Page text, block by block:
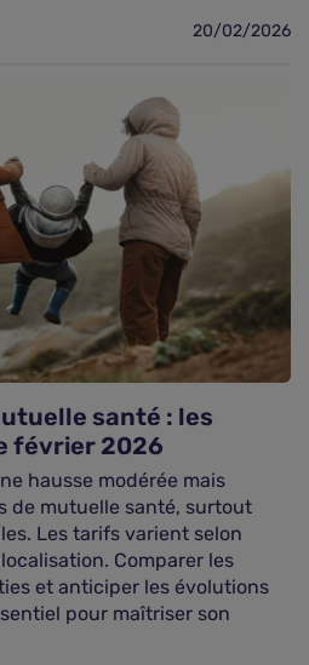
20/02/2026
santé : les
février 2026
hausse modérée mais
de mutuelle santé, surtout
Les tarifs varient selon
Comparer les
et anticiper les évolutions
pour maîtriser son